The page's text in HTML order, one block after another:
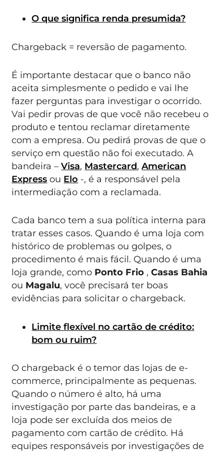
O que significa renda presumida?
Chargeback = reversão de pagamento.
É importante destacar que o banco não
aceita simplesmente o pedido e vai lhe
fazer perguntas para investigar o ocorrido.
Vai pedir provas de que você não recebeu o
produto e tentou reclamar diretamente
com a empresa. Ou pedirá provas de que o
serviço em questão não foi executado. A
bandeira –Visa, Mastercard,American
Express ou Elo -, é a responsável pela
intermediação com a reclamada.
Cada banco tem a sua política interna para
tratar esses casos. Quando é uma loja com
histórico de problemas ou golpes, o
procedimento é mais fácil. Quando é uma
loja grande, como Ponto Frio ,Casas Bahia
ou Magalu, você precisará ter boas
evidências para solicitar o chargeback.
Limite flexível no cartão de crédito:
bom ou ruim?
O chargeback é o temor das lojas de e-
commerce, principalmente as pequenas.
Quando o número é alto, há uma
investigação por parte das bandeiras, e a
loja pode ser excluída dos meios de
pagamento com cartão de crédito. Há
equipes responsáveis por investigações de